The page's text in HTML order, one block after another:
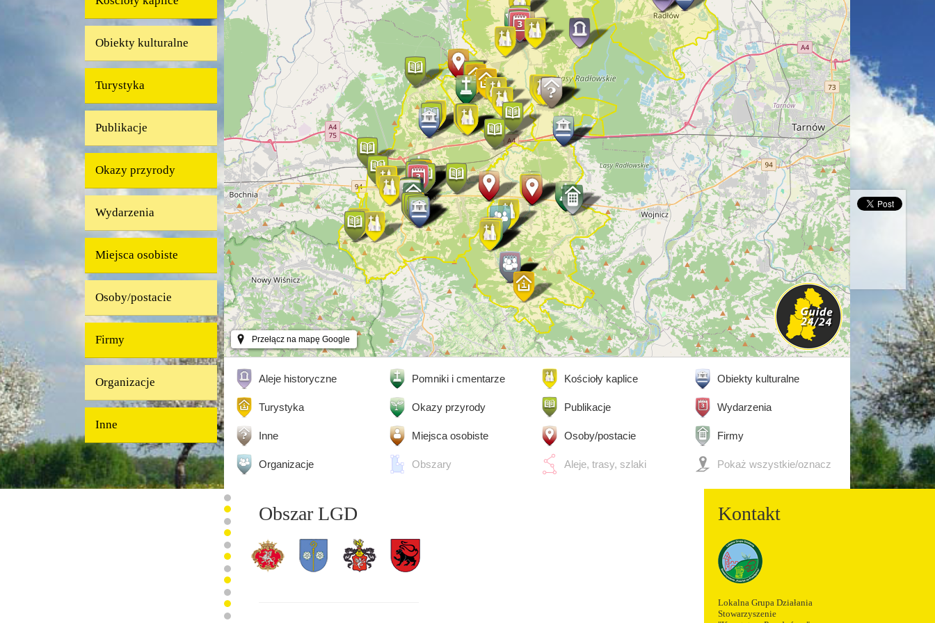
Obiekty kulturalne
Turystyka
Publikacje
Okazy przyrody
Wydarzenia
Miejsca osobiste
Osoby/postacie
Firmy
Organizacje
Inne
Przełącz na mapę Google
Aleje historyczne
Pomniki i cmentarze
wojenne
Kościoły kaplice Obiekty kulturalne
Turystyka Okazy przyrody Publikacje Wydarzenia
Inne Miejsca osobiste Osoby/postacie Firmy
Organizacje Obszary Aleje, trasy, szlaki
Pokaż wszystkie/oznacz
Obszar LGD Kontakt
Lokalna Grupa Działania
Stowarzyszenie